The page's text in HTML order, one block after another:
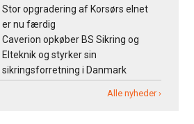
Stor opgradering af Korsørs elnet
er nu færdig
Caverion opkøber BS Sikring og
Elteknik og styrker sin
sikringsforretning i Danmark
Alle nyheder ›